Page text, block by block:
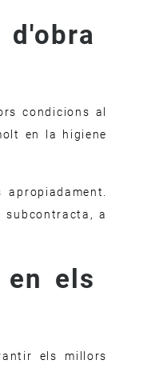
condicions al
en la higiene
subcontracta, a
els
els millors